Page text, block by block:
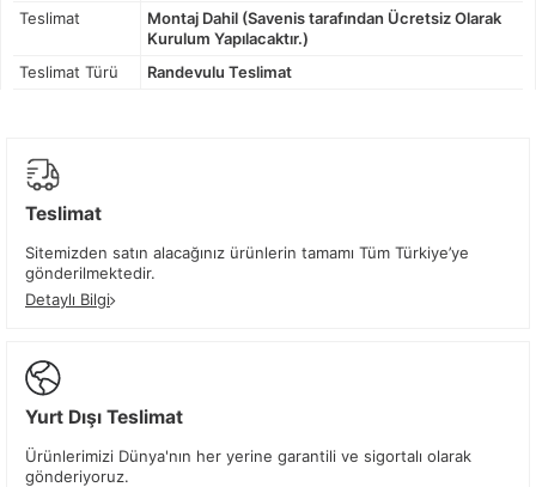
Teslimat
Montaj Dahil (Savenis tarafından Ücretsiz Olarak
Kurulum Yapılacaktır.)
Teslimat Türü
Randevulu Teslimat
Teslimat
Sitemizden satın alacağınız ürünlerin tamamı Tüm Türkiye’ye
gönderilmektedir.
Detaylı Bilgi
Yurt Dışı Teslimat
Ürünlerimizi Dünya'nın her yerine garantili ve sigortalı olarak
gönderiyoruz.